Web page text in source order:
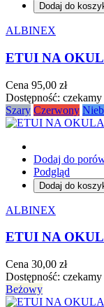
Dodaj do
ALBINEX
ETUI NA
Cena 95,00 zł
Dostępność:
Szary Czerwony
Dodaj do
Podgląd
Dodaj do
ALBINEX
ETUI NA
Cena 30,00 zł
Dostępność:
Beżowy